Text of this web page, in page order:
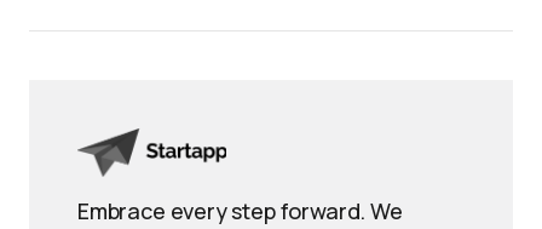
Embrace every step forward. We